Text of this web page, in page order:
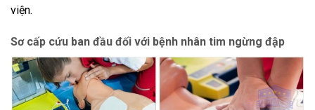
viện.
Sơ cấp cứu ban đầu đối với bệnh nhân tim ngừng đập